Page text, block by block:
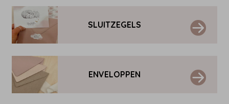
SLUITZEGELS
ENVELOPPEN